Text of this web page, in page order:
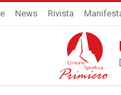
News Rivista